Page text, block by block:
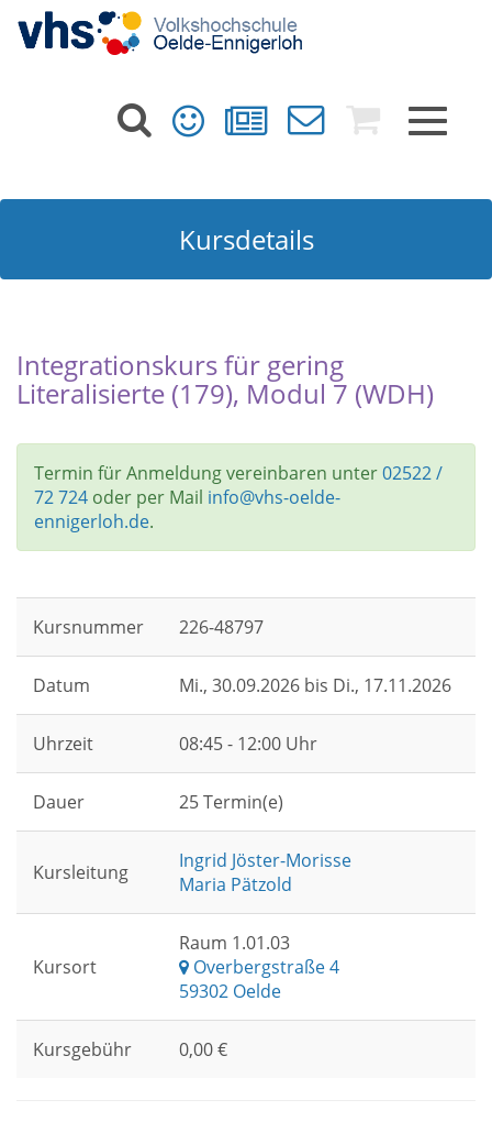
Toggle
Kursdetails
Integrationskurs für gering
Literalisierte (179), Modul 7 (WDH)
Termin für Anmeldung vereinbaren unter02522 /
72 724 oder per Mail info@vhs-oelde-
ennigerloh.de.
Kursnummer 226-48797
Datum Mi., 30.09.2026 bis Di., 17.11.2026
Uhrzeit 08:45 - 12:00 Uhr
Dauer 25 Termin(e)
Kursleitung
Ingrid Jöster-Morisse
Maria Pätzold
Kursort
Raum 1.01.03
Overbergstraße 4
59302 Oelde
Kursgebühr 0,00 €